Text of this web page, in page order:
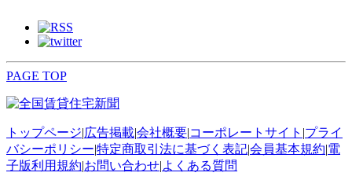
PAGE TOP
トップページ|広告掲載|会社概要|コーポレートサイト |プライ
バシーポリシー|特定商取引法に基づく表記|会員基本規約|電
子版利用規約|お問い合わせ|よくある質問